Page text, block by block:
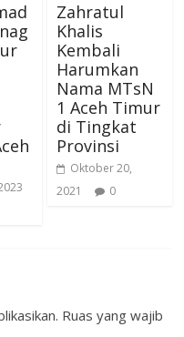
Zahratul
Khalis
Kembali
Harumkan
Nama MTsN
1 Aceh Timur
di Tingkat
Provinsi
Oktober 20,
2021
0
Ruas yang wajib